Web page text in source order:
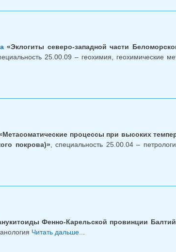
«Эклогиты северо-западной части
25.00.09 – геохимия, геохимические
процессы при высоких
покрова)» , специальность 25.00.04 –
Фенно-Карельской провинции
Читать дальше...